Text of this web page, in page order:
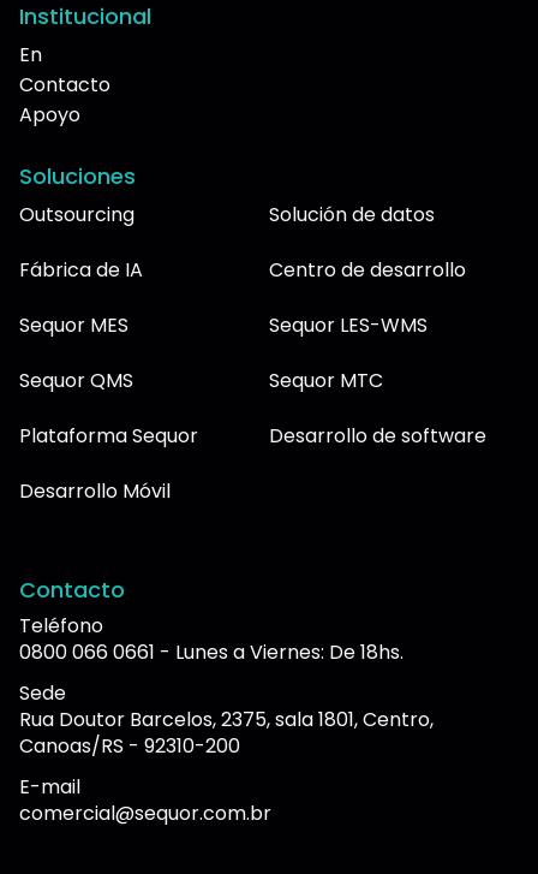
Institucional
En
Contacto
Apoyo
Soluciones
Outsourcing
Solución de datos
Fábrica de IA
Centro de desarrollo
Sequor MES
Sequor LES-WMS
Sequor QMS
Sequor MTC
Plataforma Sequor
Desarrollo de software
Desarrollo Móvil
Contacto
Teléfono
0800 066 0661 - Lunes a Viernes: De 18hs.
Sede
Rua Doutor Barcelos, 2375, sala 1801, Centro,
Canoas/RS - 92310-200
E-mail
comercial@sequor.com.br